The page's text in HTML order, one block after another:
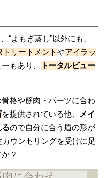
“よもぎ蒸し”以外にも、
トリートメント やアイラッ
もあり、
トータルビュー
格や筋肉・パーツに合わ
を提供されている他、
メイ
るので自分に合う眉の形が
ウンセリングを受けに足
？